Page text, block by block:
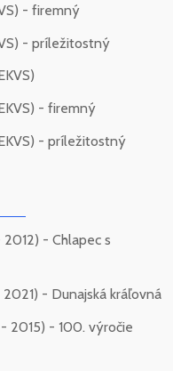
- firemný
- príležitostný
- firemný
- príležitostný
- Chlapec s
- Dunajská kráľovná
2015) - 100. výročie